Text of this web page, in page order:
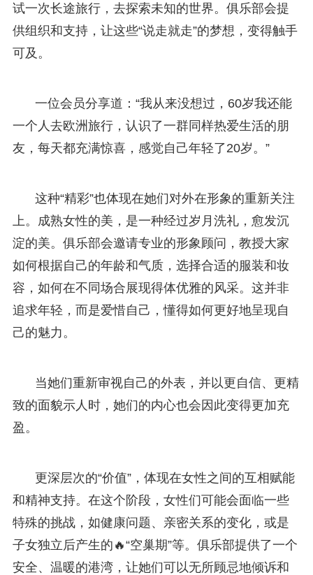
试一次长途旅行，去探索未知的世界。俱乐部会提
供组织和支持，让这些“说走就走”的梦想，变得触手
可及。
一位会员分享道：“我从来没想过，60岁我还能
一个人去欧洲旅行，认识了一群同样热爱生活的朋
友，每天都充满惊喜，感觉自己年轻了20岁。”
这种“精彩”也体现在她们对外在形象的重新关注
上。成熟女性的美，是一种经过岁月洗礼，愈发沉
淀的美。俱乐部会邀请专业的形象顾问，教授大家
如何根据自己的年龄和气质，选择合适的服装和妆
容，如何在不同场合展现得体优雅的风采。这并非
追求年轻，而是爱惜自己，懂得如何更好地呈现自
己的魅力。
当她们重新审视自己的外表，并以更自信、更精
致的面貌示人时，她们的内心也会因此变得更加充
盈。
更深层次的“价值”，体现在女性之间的互相赋能
和精神支持。在这个阶段，女性们可能会面临一些
特殊的挑战，如健康问题、亲密关系的变化，或是
子女独立后产生的🔥“空巢期”等。俱乐部提供了一个
安全、温暖的港湾，让她们可以无所顾忌地倾诉和